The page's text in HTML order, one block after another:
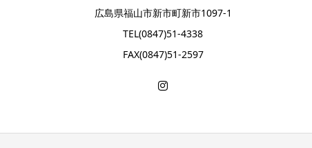
広島県福山市新市町新市1097-1
TEL(0847)51-4338
FAX(0847)51-2597